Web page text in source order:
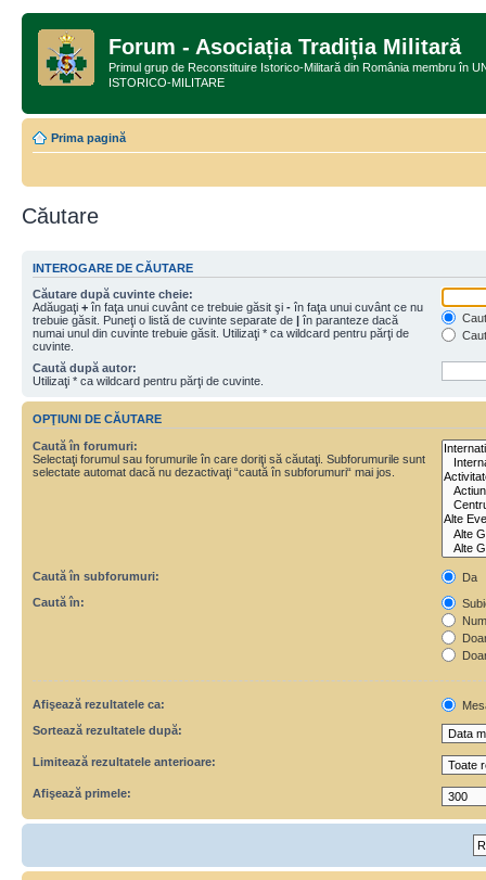
Forum - Asociația Tradiția Militară
Primul grup de Reconstituire Istorico-Militară din România membru în
ISTORICO-MILITARE
Prima pagină
Căutare
INTEROGARE DE CĂUTARE
Căutare după cuvinte cheie:
Adăugaţi + în faţa unui cuvânt ce trebuie găsit şi - în faţa unui cuvânt ce nu
trebuie găsit. Puneţi o listă de cuvinte separate de | în paranteze dacă
numai unul din cuvinte trebuie găsit. Utilizaţi * ca wildcard pentru părţi de
cuvinte.
Caută după autor:
Utilizaţi * ca wildcard pentru părţi de cuvinte.
OPŢIUNI DE CĂUTARE
Caută în forumuri:
Selectaţi forumul sau forumurile în care doriţi să căutaţi. Subforumurile sunt
selectate automat dacă nu dezactivaţi “caută în subforumuri“ mai jos.
Caută în subforumuri:
Da
Caută în:
Afişează rezultatele ca:
Sortează rezultatele după:
Limitează rezultatele anterioare:
Afişează primele: